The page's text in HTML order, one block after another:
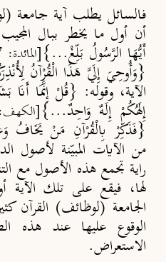
فالسائل يطلب آية جامعة
أن أول ما يخطر ببال
أَيُّهَا الرَّسُولُ بَلِّغْ...}[المائدة: 67]
{وَأُوحِيَ إِلَيَّ هَذَا الْقُرْآنُ
الآية، وقوله: {قُلْ إِنَّمَا أَنَا
إِلَهُكُمْ إِلَهٌ وَاحِدٌ...}[الكهف: 110]
{فَذَكِّرْ بِالْقُرْآنِ مَنْ يَخَافُ
من الآيات المبيّنة لأصول
راية تجمع هذه الأصول مع
لها، فيقع على تلك الآية
الجامعة (لوظائف) القرآن
الوقوع عليها عند هذه
الاستعراض.